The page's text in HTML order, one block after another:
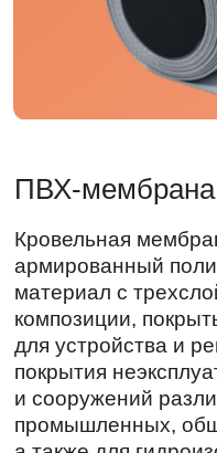
ПВХ-мембрана
Кровельная мембрана
композиции, покрытый
для устройства и
и сооружений
промышленных,
а также для
хранилищ, покрытий
технических целей.
Преимущества
«Ручайка»: